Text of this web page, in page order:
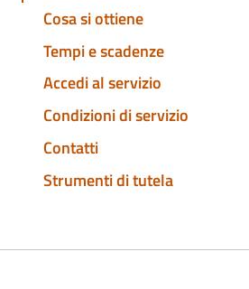
Cosa si ottiene
Tempi e scadenze
Accedi al servizio
Condizioni di servizio
Contatti
Strumenti di tutela